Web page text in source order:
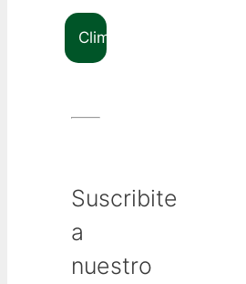
Clima
Suscribite
a
nuestro